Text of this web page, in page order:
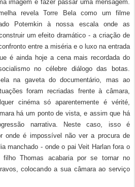
imagem e fazer passar uma mensagem.
revela Torre Bela como um filme
Potemkin à nossa escala onde as
um efeito dramático - a criação de
entre a miséria e o luxo na entrada
é ainda hoje a cena mais recordada do
no célebre diálogo das botas.
na gaveta do documentário, mas ao
foram recriadas frente à câmara,
cinéma só aparentemente é vérité,
há um ponto de vista, e assim que há
narrativa. Neste caso, isso é
onde é impossível não ver a procura de
manchado - onde o pai Veit Harlan fora o
Thomas acabaria por se tornar no
colocando a sua câmara ao serviço